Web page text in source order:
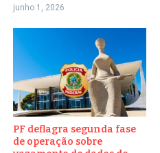
junho 1, 2026
PF deflagra segunda fase
de operação sobre